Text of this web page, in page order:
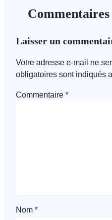
Commentaires
Laisser un
Votre adresse e-mail ne
obligatoires sont indiqués
Commentaire *
Nom *